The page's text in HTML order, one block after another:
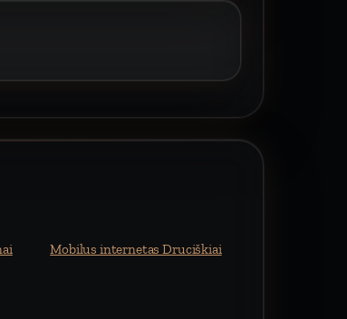
Mobilus internetas Druciškiai